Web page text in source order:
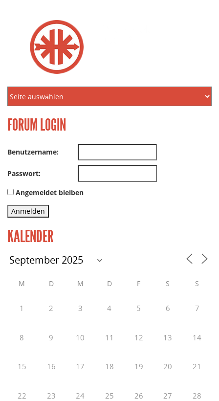
FORUM LOGIN
Benutzername:
Passwort:
Angemeldet bleiben
Anmelden
KALENDER
M D M D F S S
1 2 3 4 5 6 7
8 9 10 11 12 13 14
15 16 17 18 19 20 21
22 23 24 25 26 27 28